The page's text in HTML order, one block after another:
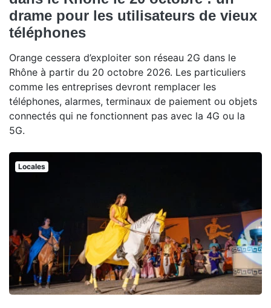
drame pour les utilisateurs de vieux
téléphones
Orange cessera d’exploiter son réseau 2G dans le
Rhône à partir du 20 octobre 2026. Les particuliers
comme les entreprises devront remplacer les
téléphones, alarmes, terminaux de paiement ou objets
connectés qui ne fonctionnent pas avec la 4G ou la
5G.
Locales